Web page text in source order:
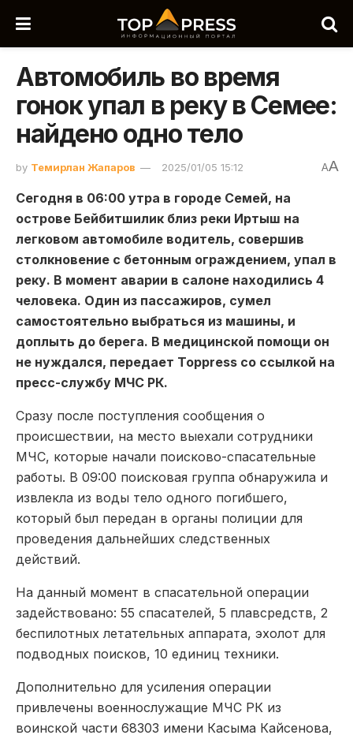
Автомобиль во время
гонок упал в реку в Семее:
найдено одно тело
by Темирлан Жапаров 2025/01/05 15:12 AA
Сегодня в 06:00 утра в городе Семей, на
острове Бейбитшилик близ реки Иртыш на
легковом автомобиле водитель, совершив
столкновение с бетонным ограждением, упал в
реку. В момент аварии в салоне находились 4
человека. Один из пассажиров, сумел
самостоятельно выбраться из машины, и
доплыть до берега. В медицинской помощи он
не нуждался, передает Toppress со ссылкой на
пресс-службу МЧС РК.
Сразу после поступления сообщения о
происшествии, на место выехали сотрудники
МЧС, которые начали поисково-спасательные
работы. В 09:00 поисковая группа обнаружила и
извлекла из воды тело одного погибшего,
который был передан в органы полиции для
проведения дальнейших следственных
действий.
На данный момент в спасательной операции
задействовано: 55 спасателей, 5 плавсредств, 2
беспилотных летательных аппарата, эхолот для
подводных поисков, 10 единиц техники.
Дополнительно для усиления операции
привлечены военнослужащие МЧС РК из
воинской части 68303 имени Касыма Кайсенова,